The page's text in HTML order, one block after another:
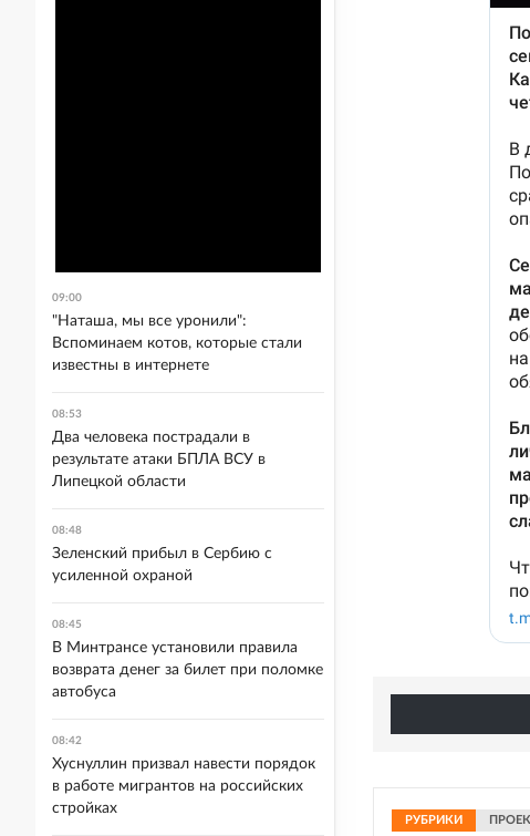
РУБРИКИ
09:00
"Наташа, мы все уронили":
Вспоминаем котов, которые стали
известны в интернете
08:53
Два человека пострадали в
результате атаки БПЛА ВСУ в
Липецкой области
08:48
Зеленский прибыл в Сербию с
усиленной охраной
08:45
В Минтрансе установили правила
возврата денег за билет при поломке
автобуса
08:42
Хуснуллин призвал навести порядок
в работе мигрантов на российских
стройках